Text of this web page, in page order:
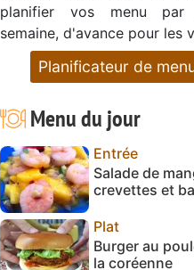
planifier vos menu
semaine, d'avance pour les
Planificateur de
Menu du jour
Entrée
Salade de
crevettes et
Plat
Burger au
la coréenne